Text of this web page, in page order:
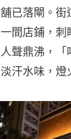
舖已落閘。街
一間店鋪，刺
人聲鼎沸，
淡汗水味，燈